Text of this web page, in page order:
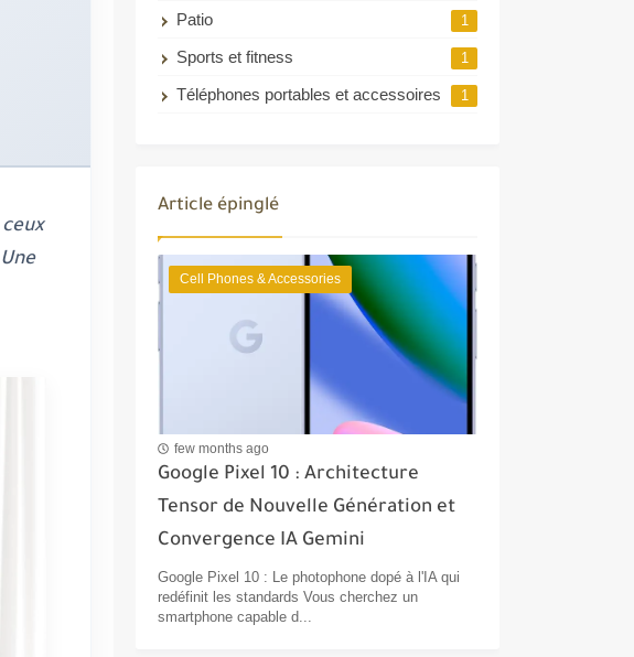
Patio 1
Sports et fitness 1
Téléphones portables et accessoires 1
Article épinglé
Cell Phones & Accessories
few months ago
Google Pixel 10 : Architecture
Tensor de Nouvelle Génération et
Convergence IA Gemini
Google Pixel 10 : Le photophone dopé à l'IA qui
redéfinit les standards Vous cherchez un
smartphone capable d...